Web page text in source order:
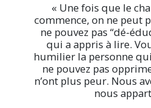
« Une fois que le
commence, on ne peut
ne pouvez pas “dé-
qui a appris à lire.
humilier la personne
ne pouvez pas
n’ont plus peur. Nous
nous